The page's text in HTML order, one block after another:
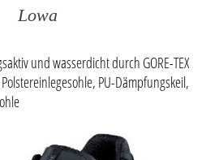
Lowa
und wasserdicht durch GORE-TEX
PU-Dämpfungskeil,